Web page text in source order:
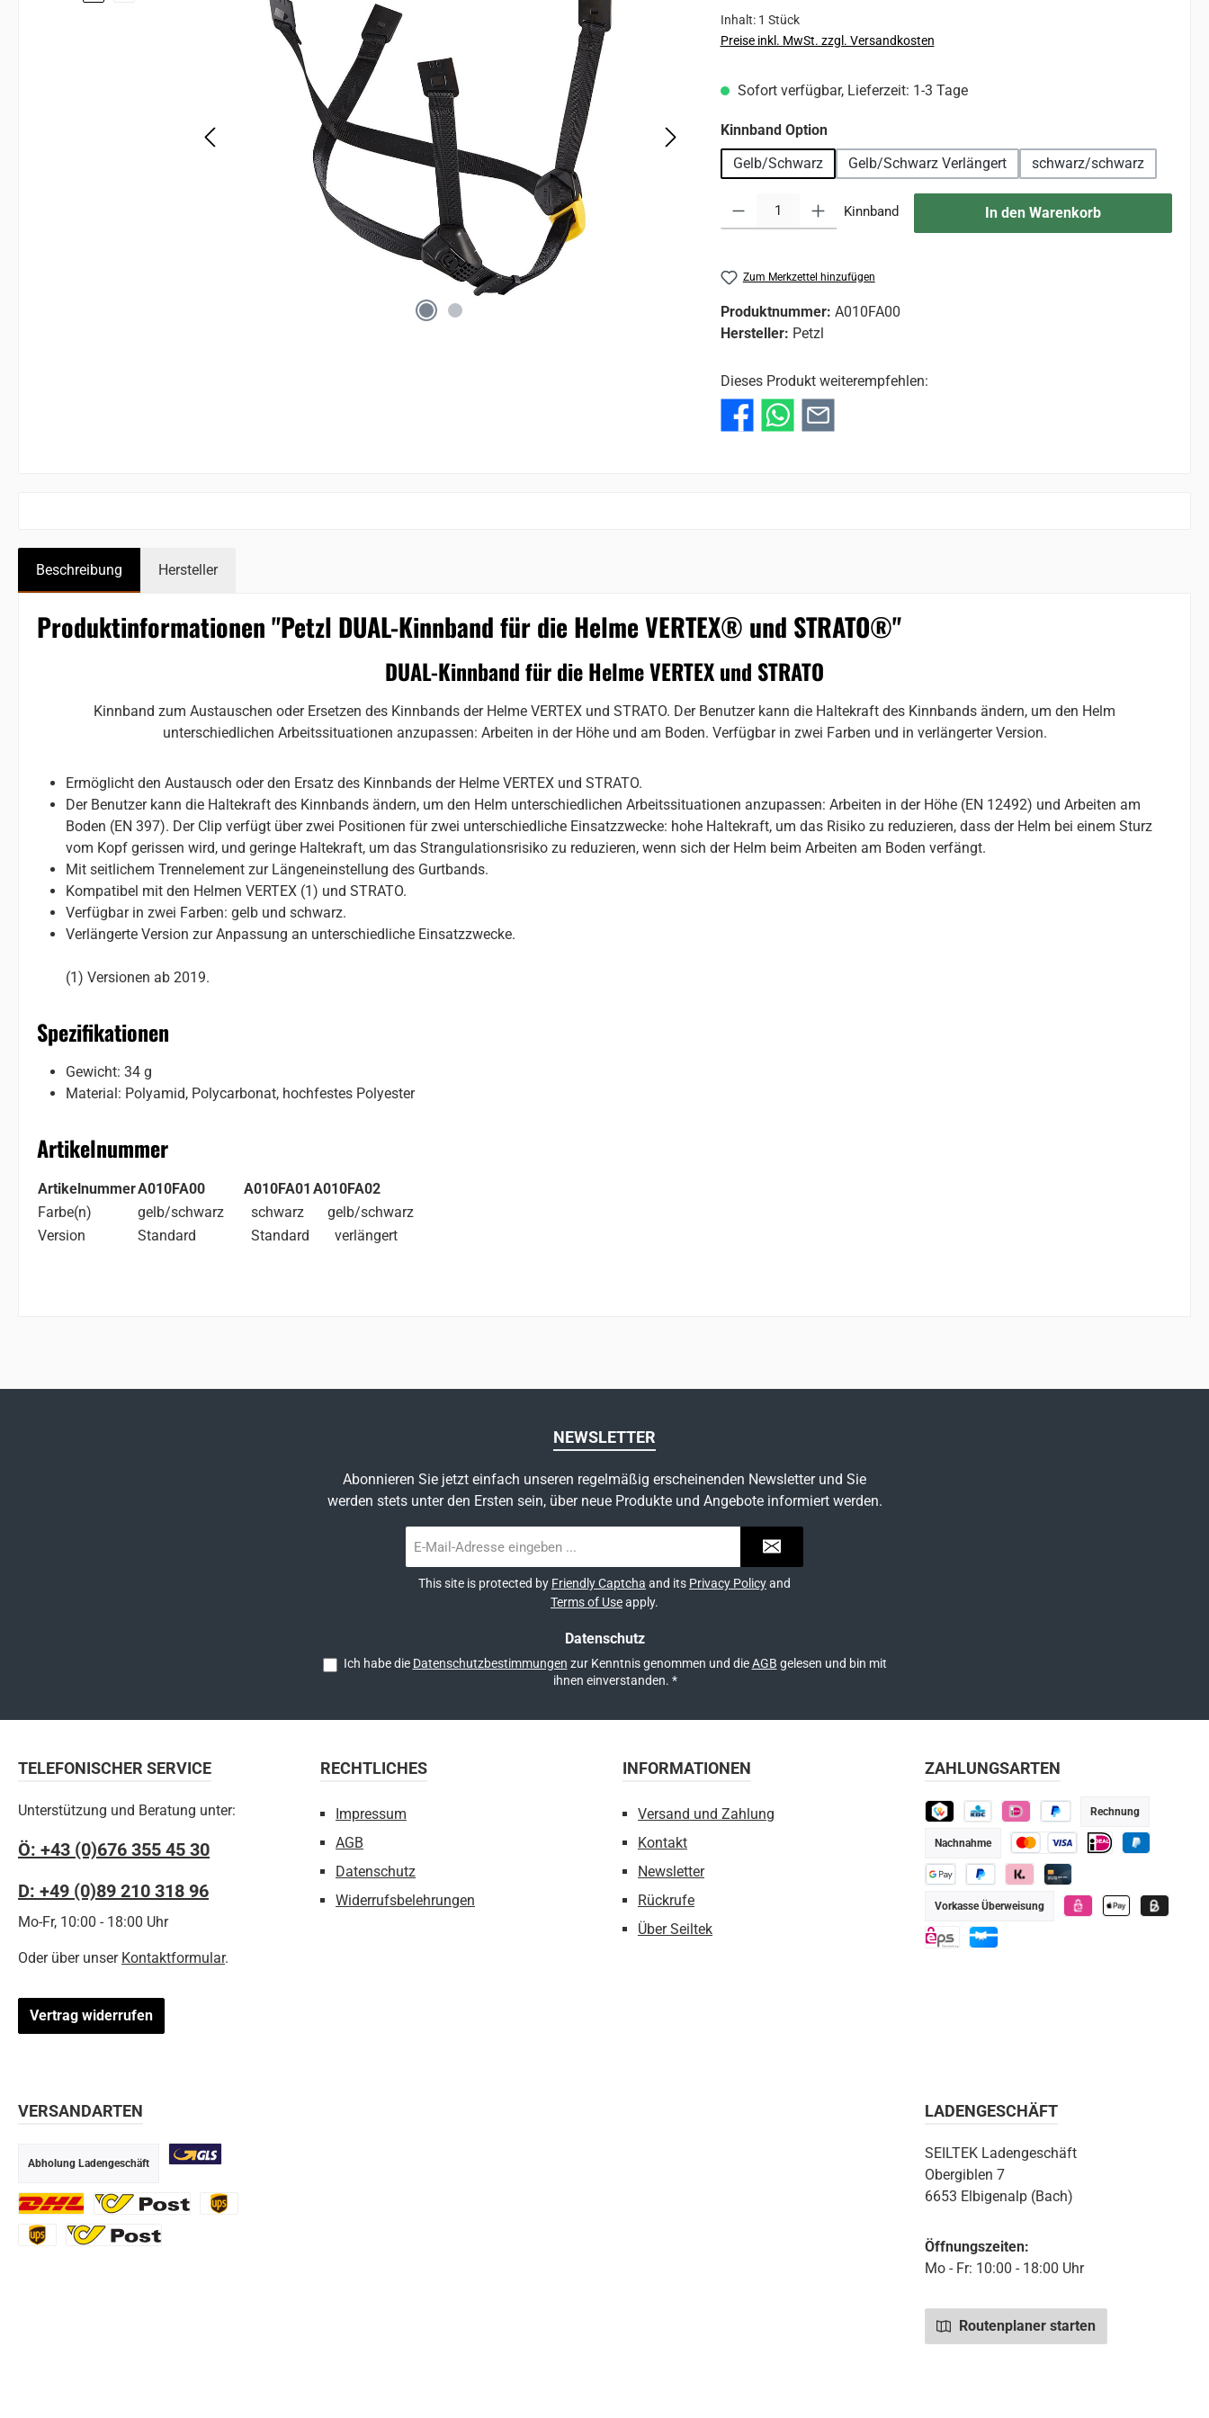
Inhalt: 1 Stück
Preise inkl. MwSt. zzgl. Versandkosten
Sofort verfügbar, Lieferzeit: 1-3 Tage
Kinnband Optionauswählen
Gelb/Schwarz
Gelb/Schwarz Verlängert schwarz/schwarz
Produkt Anzahl: Gib den gewünschten Wert ein oder benutze die Schaltflächen um die
Kinnband In den Warenkorb
Zum Merkzettel hinzufügen
Produktnummer: A010FA00
Hersteller: Petzl
Dieses Produkt weiterempfehlen:
Beschreibung Hersteller
Produktinformationen "Petzl DUAL-Kinnband für die Helme VERTEX® und STRATO®"
DUAL-Kinnband für die Helme VERTEX und STRATO
Kinnband zum Austauschen oder Ersetzen des Kinnbands der Helme VERTEX und STRATO. Der Benutzer kann die Haltekraft des Kinnbands ändern, um den Helm
unterschiedlichen Arbeitssituationen anzupassen: Arbeiten in der Höhe und am Boden. Verfügbar in zwei Farben und in verlängerter Version.
Ermöglicht den Austausch oder den Ersatz des Kinnbands der Helme VERTEX und STRATO.
Der Benutzer kann die Haltekraft des Kinnbands ändern, um den Helm unterschiedlichen Arbeitssituationen anzupassen: Arbeiten in der Höhe (EN 12492) und Arbeiten am
Boden (EN 397). Der Clip verfügt über zwei Positionen für zwei unterschiedliche Einsatzzwecke: hohe Haltekraft, um das Risiko zu reduzieren, dass der Helm bei einem Sturz
vom Kopf gerissen wird, und geringe Haltekraft, um das Strangulationsrisiko zu reduzieren, wenn sich der Helm beim Arbeiten am Boden verfängt.
Mit seitlichem Trennelement zur Längeneinstellung des Gurtbands.
Kompatibel mit den Helmen VERTEX (1) und STRATO.
Verfügbar in zwei Farben: gelb und schwarz.
Verlängerte Version zur Anpassung an unterschiedliche Einsatzzwecke.
(1) Versionen ab 2019.
Spezifikationen
Gewicht: 34 g
Material: Polyamid, Polycarbonat, hochfestes Polyester
Artikelnummer
ArtikelnummerA010FA00 A010FA01 A010FA02
Farbe(n)
gelb/schwarz schwarz
gelb/schwarz
Version
Standard Standard verlängert
NEWSLETTER
Abonnieren Sie jetzt einfach unseren regelmäßig erscheinenden Newsletter und Sie
werden stets unter den Ersten sein, über neue Produkte und Angebote informiert werden.
Mail-
This site is protected by Friendly Captcha and its Privacy Policyand
Terms of Useapply.
Datenschutz
Ich habe die Datenschutzbestimmungen zur Kenntnis genommen und dieAGB gelesen und bin mit
ihnen einverstanden. *
TELEFONISCHER SERVICE
Unterstützung und Beratung unter:
Ö: +43 (0)676 355 45 30
D: +49 (0)89 210 318 96
Mo-Fr, 10:00 - 18:00 Uhr
Oder über unser Kontaktformular.
Vertrag widerrufen
RECHTLICHES
Impressum
AGB
Datenschutz
Widerrufsbelehrungen
INFORMATIONEN
Versand und Zahlung
Kontakt
Newsletter
Rückrufe
Über Seiltek
ZAHLUNGSARTEN
PayPal Kredit-/Debitkarte
Vorkasse Überweisung
iDEALSpäter bezahlen
Rechnung
Nachnahme
Kredit- oder Debitkarte
Google Pay
VERSANDARTEN
Abholung Ladengeschäft
DHL Ö-Post
LADENGESCHÄFT
SEILTEK Ladengeschäft
Obergiblen 7
6653 Elbigenalp (Bach)
Öffnungszeiten:
Mo - Fr: 10:00 - 18:00 Uhr
Routenplaner starten